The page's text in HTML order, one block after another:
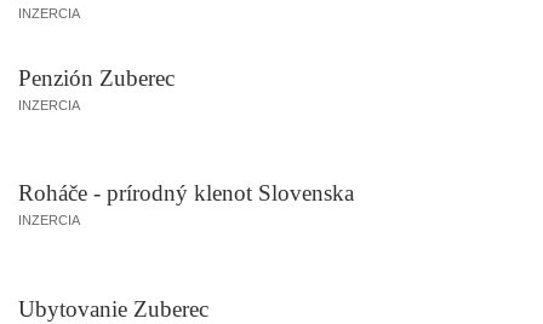
INZERCIA
Penzión Zuberec
INZERCIA
Roháče - prírodný klenot Slovenska
INZERCIA
Ubytovanie Zuberec